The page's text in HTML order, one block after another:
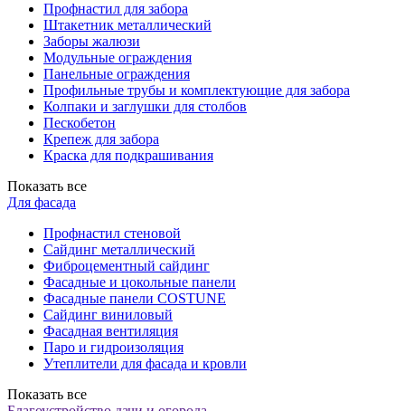
Профнастил для забора
Штакетник металлический
Заборы жалюзи
Модульные ограждения
Панельные ограждения
Профильные трубы и комплектующие для забора
Колпаки и заглушки для столбов
Пескобетон
Крепеж для забора
Краска для подкрашивания
Показать все
Для фасада
Профнастил стеновой
Сайдинг металлический
Фиброцементный сайдинг
Фасадные и цокольные панели
Фасадные панели COSTUNE
Сайдинг виниловый
Фасадная вентиляция
Паро и гидроизоляция
Утеплители для фасада и кровли
Показать все